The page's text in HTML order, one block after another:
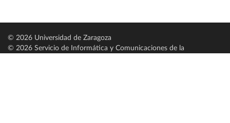
© 2026 Universidad de Zaragoza
© 2026 Servicio de Informática y Comunicaciones de la